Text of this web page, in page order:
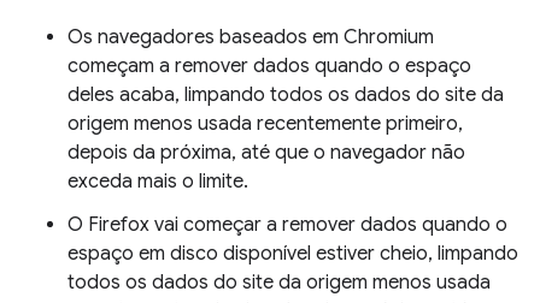
Os navegadores baseados em Chromium
começam a remover dados quando o espaço
deles acaba, limpando todos os dados do site da
origem menos usada recentemente primeiro,
depois da próxima, até que o navegador não
exceda mais o limite.
O Firefox vai começar a remover dados quando o
espaço em disco disponível estiver cheio, limpando
todos os dados do site da origem menos usada